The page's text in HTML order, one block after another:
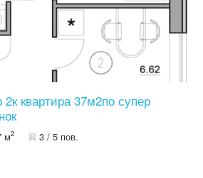
2к квартира 37м2по супер
м2 3 / 5 пов.